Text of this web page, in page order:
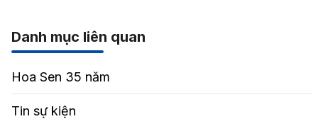
Danh mục liên quan
Hoa Sen 35 năm
Tin sự kiện